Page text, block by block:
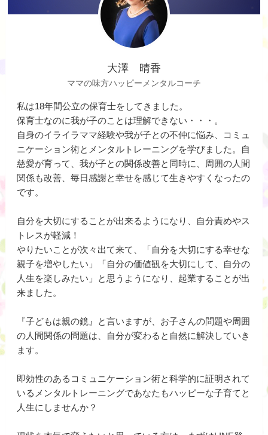
大澤 晴香
ママの味方ハッピーメンタルコーチ
私は18年間公立の保育士をしてきました。
保育士なのに我が子のことは理解できない・・・。
自身のイライラママ経験や我が子との不仲に悩み、コミュ
ニケーション術とメンタルトレーニングを学びました。自
慈愛が育って、我が子との関係改善と同時に、周囲の人間
関係も改善、毎日感謝と幸せを感じて生きやすくなったの
です。
自分を大切にすることが出来るようになり、自分責めやス
トレスが軽減！
やりたいことが次々出て来て、「自分を大切にする幸せな
親子を増やしたい」「自分の価値観を大切にして、自分の
人生を楽しみたい」と思うようになり、起業することが出
来ました。
『子どもは親の鏡』と言いますが、お子さんの問題や周囲
の人間関係の問題は、自分が変わると自然に解決していき
ます。
即効性のあるコミュニケーション術と科学的に証明されて
いるメンタルトレーニングであなたもハッピーな子育てと
人生にしませんか？